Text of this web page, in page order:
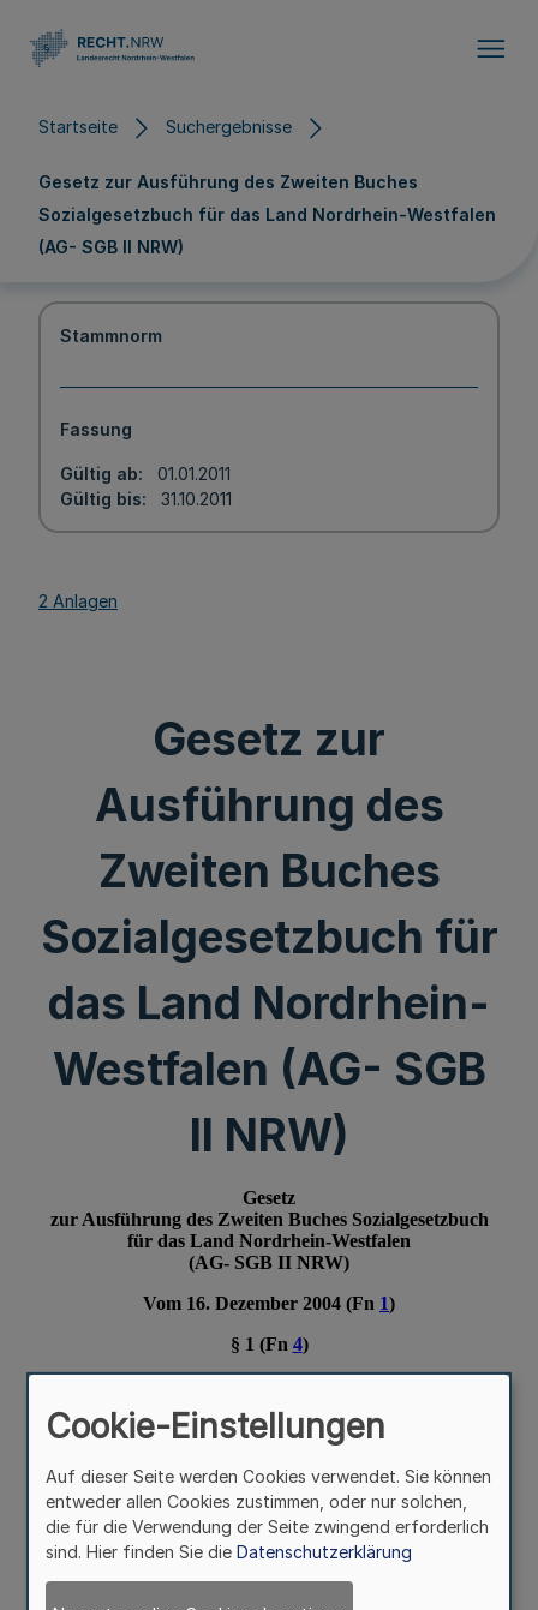
Startseite Suchergebnisse
Gesetz zur Ausführung des Zweiten Buches
Sozialgesetzbuch für das Land Nordrhein-Westfalen
(AG- SGB II NRW)
Stammnorm
Fassung
Gültig ab
01.01.2011
Gültig bis
31.10.2011
2 Anlagen
Gesetz zur
Ausführung des
Zweiten Buches
Sozialgesetzbuch für
das Land Nordrhein-
Westfalen (AG- SGB
II NRW)
Cookie-Einstellungen
Auf dieser Seite werden Cookies verwendet. Sie können
entweder allen Cookies zustimmen, oder nur solchen,
die für die Verwendung der Seite zwingend erforderlich
sind. Hier finden Sie die Datenschutzerklärung